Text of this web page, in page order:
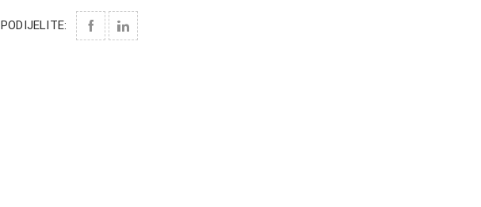
PODIJELITE: